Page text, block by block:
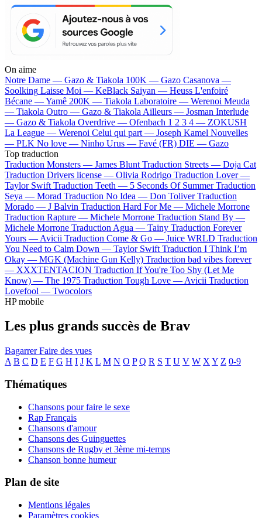
On aime
Notre Dame — Gazo & Tiakola 100K — Gazo Casanova —
Soolking Laisse Moi — KeBlack Saiyan — Heuss L'enfoiré
Bécane —Yamê 200K — Tiakola Laboratoire — Werenoi Meuda
— Tiakola Outro — Gazo & Tiakola Ailleurs — Josman Interlude
— Gazo & Tiakola Overdrive — Ofenbach 1 2 3 4 — ZOKUSH
La League — Werenoi Celui qui part — Joseph Kamel Nouvelles
— PLK No love — Ninho Urus — Favé (FR) DIE — Gazo
Top traduction
Traduction Monsters — James Blunt Traduction Streets — Doja Cat
Traduction Drivers license — Olivia Rodrigo Traduction Lover —
Taylor Swift Traduction Teeth — 5 Seconds Of Summer Traduction
Seya — Morad Traduction No Idea — Don Toliver Traduction
Morado — J Balvin Traduction Hard For Me — Michele Morrone
Traduction Rapture — Michele Morrone Traduction Stand By —
Michele Morrone Traduction Agua — Tainy Traduction Forever
Yours — Avicii Traduction Come & Go — Juice WRLD Traduction
You Need to Calm Down — Taylor Swift Traduction I Think I’m
Okay — MGK (Machine Gun Kelly) Traduction bad vibes forever
— XXXTENTACION Traduction If You're Too Shy (Let Me
Know) — The 1975 Traduction Tough Love — Avicii Traduction
Lovefool — Twocolors
HP mobile
Les plus grands succès de Brav
BagarrerFaire des vues
A B C D E F G H I J K L M N O P Q R S T U V W X Y Z 0-9
Thématiques
Chansons pour faire le sexe
Rap Français
Chansons d'amour
Chansons des Guinguettes
Chansons de Rugby et 3ème mi-temps
Chanson bonne humeur
Plan de site
Mentions légales
Paramètres cookies